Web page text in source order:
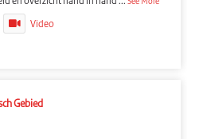
See More
Video
Gebied